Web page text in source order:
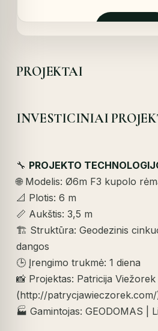
was:
PROJEKTAI
INVESTICINIAI
🔧 PROJEKTO
🌐 Modelis: Ø6m F3 kupolo
📐 Plotis: 6 m
📏 Aukštis: 3,5 m
🏗️ Struktūra: Geodezinis
dangos
🕒 Įrengimo trukmė: 1 diena
📸 Projektas: Patricija Viežorek
(http://patrycjawieczorek.com/
🏭 Gamintojas: GEODOMAS